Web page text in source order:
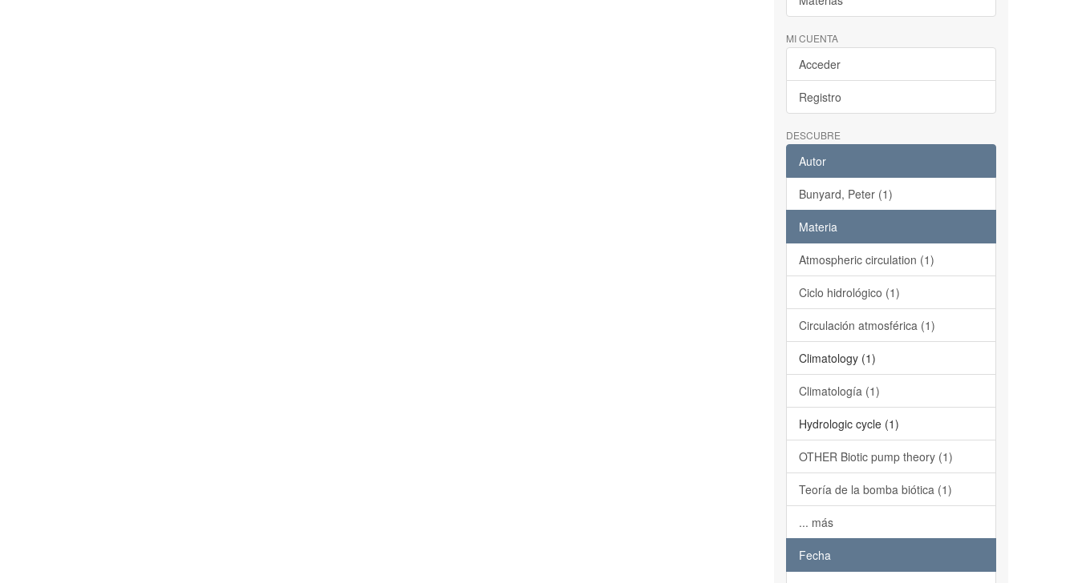
MI CUENTA
Acceder
Registro
DESCUBRE
Autor
Bunyard, Peter (1)
Materia
Atmospheric circulation (1)
Ciclo hidrológico (1)
Circulación atmosférica (1)
Climatology (1)
Climatología (1)
Hydrologic cycle (1)
OTHER Biotic pump theory (1)
Teoría de la bomba biótica (1)
... más
Fecha